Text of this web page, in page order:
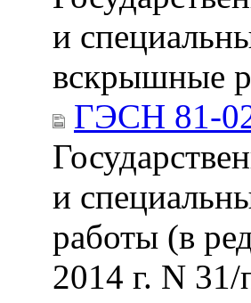
и
вскрышные
ГЭСН 81-
и
работы (в
2014 г. N